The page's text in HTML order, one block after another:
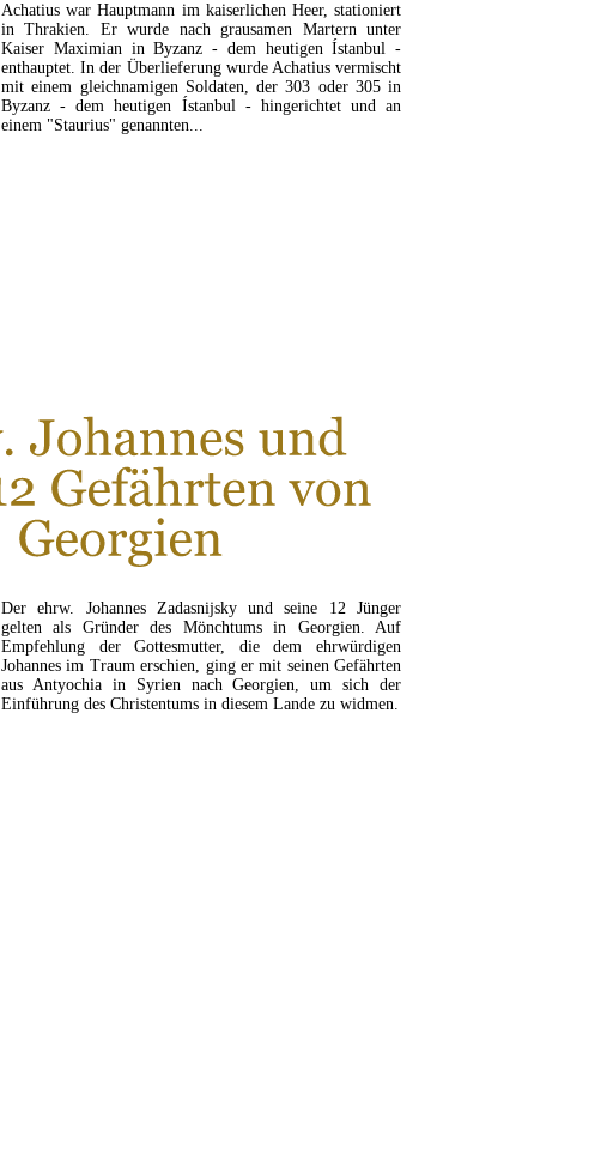
Achatius war Hauptmann im kaiserlichen Heer, stationiert
in Thrakien. Er wurde nach grausamen Martern unter
Kaiser Maximian in Byzanz - dem heutigen Ístanbul -
enthauptet. In der Überlieferung wurde Achatius vermischt
mit einem gleichnamigen Soldaten, der 303 oder 305 in
Byzanz - dem heutigen Ístanbul - hingerichtet und an
einem "Staurius" genannten...
Der ehrw. Johannes Zadasnijsky und seine 12 Jünger
gelten als Gründer des Mönchtums in Georgien. Auf
Empfehlung der Gottesmutter, die dem ehrwürdigen
Johannes im Traum erschien, ging er mit seinen Gefährten
aus Antyochia in Syrien nach Georgien, um sich der
Einführung des Christentums in diesem Lande zu widmen.